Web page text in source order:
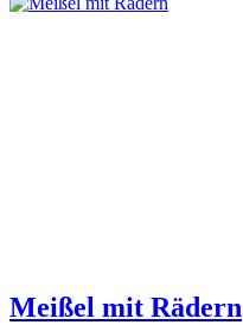
Meißel mit Rädern